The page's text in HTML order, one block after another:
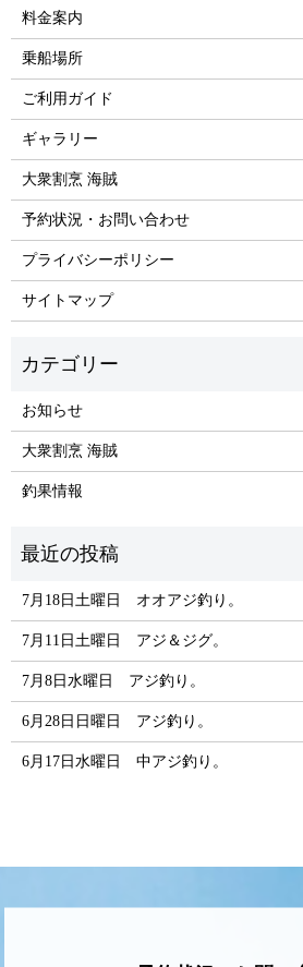
料金案内
乗船場所
ご利用ガイド
ギャラリー
大衆割烹 海賊
予約状況・お問い合わせ
プライバシーポリシー
サイトマップ
お知らせ
大衆割烹 海賊
釣果情報
7月18日土曜日 オオアジ釣り。
7月11日土曜日 アジ＆ジグ。
7月8日水曜日 アジ釣り。
6月28日日曜日 アジ釣り。
6月17日水曜日 中アジ釣り。